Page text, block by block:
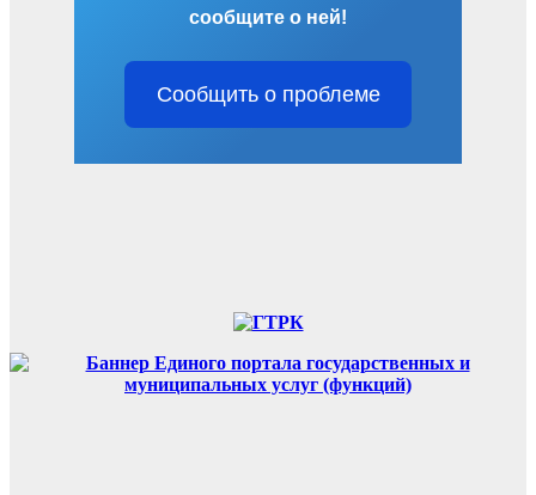
сообщите о ней!
Сообщить о проблеме